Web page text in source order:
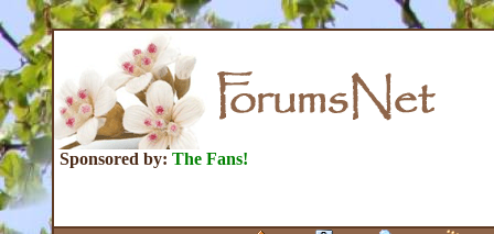
Sponsored by: The Fans!